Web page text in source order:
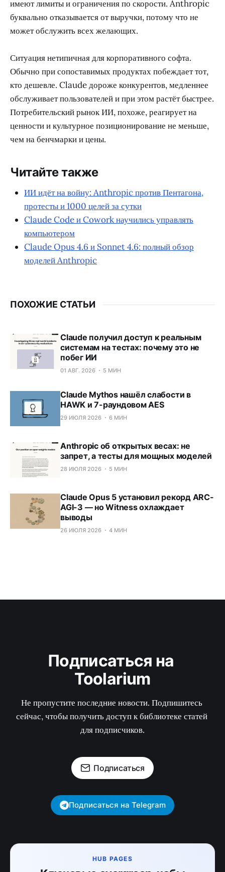
имеют лимиты и ограничения по скорости. Anthropic
буквально отказывается от выручки, потому что не
может обслужить всех желающих.
Ситуация нетипичная для корпоративного софта.
Обычно при сопоставимых продуктах побеждает тот,
кто дешевле. Claude дороже конкурентов, медленнее
обслуживает пользователей и при этом растёт быстрее.
Потребительский рынок ИИ, похоже, реагирует на
ценности и культурное позиционирование не меньше,
чем на бенчмарки и цены.
Читайте также
ИИ идёт на войну: Anthropic против Пентагона,
протесты и 1000 целей за сутки
Claude Code и Cowork научились управлять
компьютером
Claude Opus 4.6 и Sonnet 4.6: полный обзор
моделей Anthropic
ПОХОЖИЕ СТАТЬИ
Claude получил доступ к реальным
системам на тестах: почему это не
побег ИИ
01 АВГ. 2026 5 МИН
Claude Mythos нашёл слабости в
HAWK и 7-раундовом AES
29 ИЮЛЯ 2026 6 МИН
Anthropic об открытых весах: не
запрет, а тесты для мощных моделей
28 ИЮЛЯ 2026 5 МИН
Claude Opus 5 установил рекорд ARC-
AGI-3 — но Witness охлаждает
выводы
26 ИЮЛЯ 2026 4 МИН
Подписаться на
Toolarium
Не пропустите последние новости. Подпишитесь
сейчас, чтобы получить доступ к библиотеке статей
для подписчиков.
Подписаться
Подписаться на Telegram
HUB PAGES